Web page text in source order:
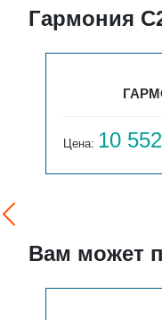
Гармония
Цена: 10 552
Вам может